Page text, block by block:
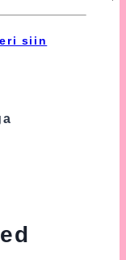
siin